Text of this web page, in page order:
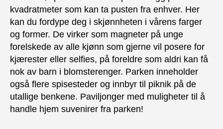
kvadratmeter som kan ta pusten fra enhver. Her
kan du fordype deg i skjønnheten i vårens farger
og former. De virker som magneter på unge
forelskede av alle kjønn som gjerne vil posere for
kjærester eller selfies, på foreldre som aldri kan få
nok av barn i blomsterenger. Parken inneholder
også flere spisesteder og innbyr til piknik på de
utallige benkene. Paviljonger med muligheter til å
handle hjem suvenirer fra parken!